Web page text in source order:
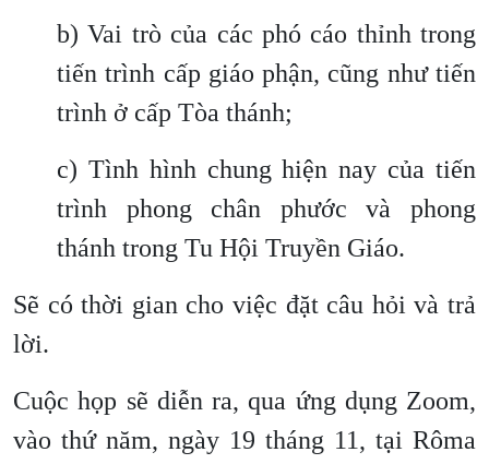
b) Vai trò của các phó cáo thỉnh trong
tiến trình cấp giáo phận, cũng như tiến
trình ở cấp Tòa thánh;
c) Tình hình chung hiện nay của tiến
trình phong chân phước và phong
thánh trong Tu Hội Truyền Giáo.
Sẽ có thời gian cho việc đặt câu hỏi và trả
lời.
Cuộc họp sẽ diễn ra, qua ứng dụng Zoom,
vào thứ năm, ngày 19 tháng 11, tại Rôma